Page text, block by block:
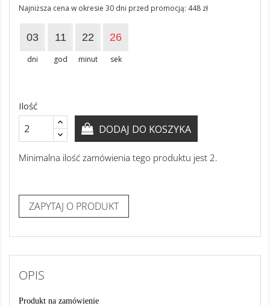
OPIS
Produkt na zamówienie
Najniższa cena w okresie 30 dni przed promocją: 448 zł
03
dni
11
god
22
minut
25
sek
Ilość
DODAJ DO KOSZYKA
Minimalna ilość zamówienia tego produktu jest 2.
ZAPYTAJ O PRODUKT